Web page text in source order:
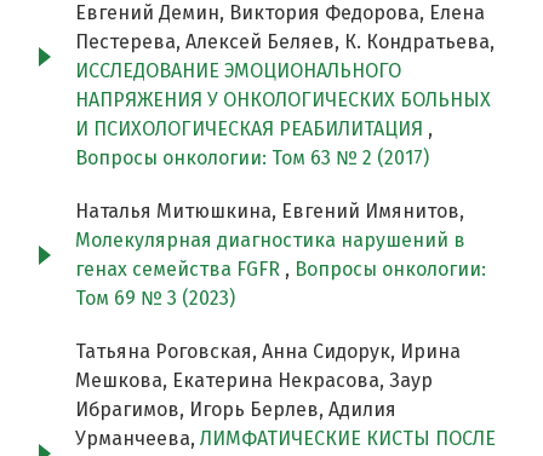
Евгений Демин, Виктория Федорова, Елена
Пестерева, Алексей Беляев, К. Кондратьева,
ИССЛЕДОВАНИЕ ЭМОЦИОНАЛЬНОГО
НАПРЯЖЕНИЯ У ОНКОЛОГИЧЕСКИХ БОЛЬНЫХ
И ПСИХОЛОГИЧЕСКАЯ РЕАБИЛИТАЦИЯ ,
Вопросы онкологии: Том 63 № 2 (2017)
Наталья Митюшкина, Евгений Имянитов,
Молекулярная диагностика нарушений в
генах семейства FGFR , Вопросы онкологии:
Том 69 № 3 (2023)
Татьяна Роговская, Анна Сидорук, Ирина
Мешкова, Екатерина Некрасова, Заур
Ибрагимов, Игорь Берлев, Адилия
Урманчеева, ЛИМФАТИЧЕСКИЕ КИСТЫ ПОСЛЕ